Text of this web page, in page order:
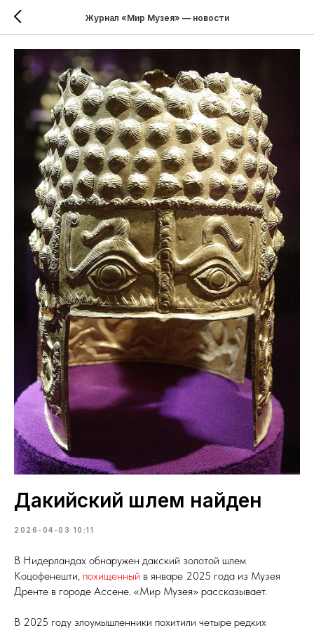
Журнал «Мир Музея» — новости
Дакийский шлем найден
2026-04-03 10:11
В Нидерландах обнаружен дакский золотой шлем
Коцофенешти, похищенный в январе 2025 года из Музея
Дренте в городе Ассене. «Мир Музея» рассказывает.
В 2025 году злоумышленники похитили четыре редких